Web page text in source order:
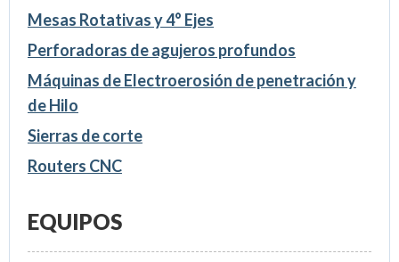
Mesas Rotativas y 4° Ejes
Perforadoras de agujeros profundos
Máquinas de Electroerosión de penetración y
de Hilo
Sierras de corte
Routers CNC
EQUIPOS